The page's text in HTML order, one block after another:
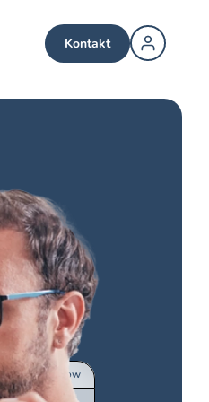
Kontakt
now